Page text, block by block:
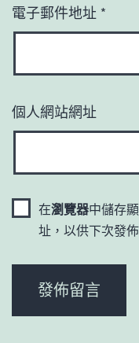
電子郵件地址 *
個人網站網址
在瀏覽器中儲存
址，以供下次發